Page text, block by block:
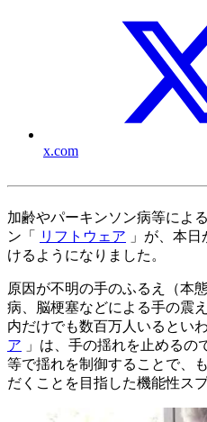
x.com
加齢やパーキンソン病等によ
ン「
リフトウェア 」が、本
けるようになりました。
原因が不明の手のふるえ（本
病、脳梗塞などによる手の震
内だけでも数百万人いるとい
ア 」は、手の揺れを止めるの
等で揺れを制御することで、
だくことを目指した機能性ス